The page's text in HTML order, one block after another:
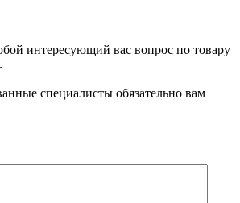
интересующий вас вопрос по товару
специалисты обязательно вам